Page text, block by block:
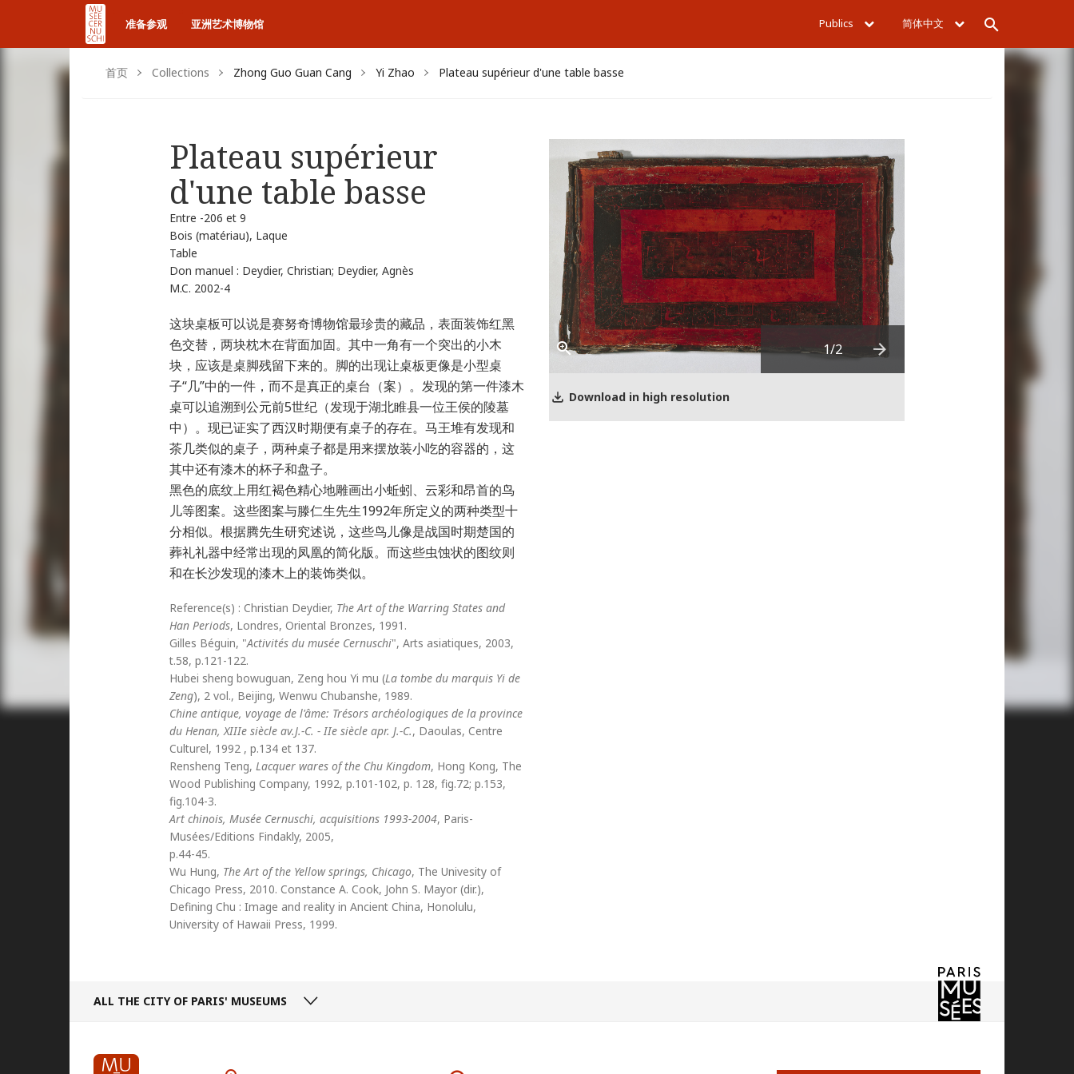
准备参观 亚洲艺术博物馆 Publics 简体中文 Rechercher
首页 Collections Zhong Guo Guan Cang Yi Zhao Plateau supérieur d'une table basse
Plateau supérieur
d'une table basse
Entre -206 et 9
Bois (matériau), Laque
Table
Don manuel : Deydier, Christian; Deydier, Agnès
M.C. 2002-4
这块桌板可以说是赛努奇博物馆最珍贵的藏品，表面装饰红黑
色交替，两块枕木在背面加固。其中一角有一个突出的小木
块，应该是桌脚残留下来的。脚的出现让桌板更像是小型桌
子“几”中的一件，而不是真正的桌台（案）。发现的第一件漆木
桌可以追溯到公元前5世纪（发现于湖北睢县一位王侯的陵墓
中）。现已证实了西汉时期便有桌子的存在。马王堆有发现和
茶几类似的桌子，两种桌子都是用来摆放装小吃的容器的，这
其中还有漆木的杯子和盘子。
黑色的底纹上用红褐色精心地雕画出小蚯蚓、云彩和昂首的鸟
儿等图案。这些图案与滕仁生先生1992年所定义的两种类型十
分相似。根据腾先生研究述说，这些鸟儿像是战国时期楚国的
葬礼礼器中经常出现的凤凰的简化版。而这些虫蚀状的图纹则
和在长沙发现的漆木上的装饰类似。
Reference(s) : Christian Deydier, The Art of the Warring States and
Han Periods, Londres, Oriental Bronzes, 1991.
Gilles Béguin, "Activités du musée Cernuschi", Arts asiatiques, 2003,
t.58, p.121-122.
Hubei sheng bowuguan, Zeng hou Yi mu (La tombe du marquis Yi de
Zeng), 2 vol., Beijing, Wenwu Chubanshe, 1989.
Chine antique, voyage de l'âme: Trésors archéologiques de la province
du Henan, XIIIe siècle av.J.-C. - IIe siècle apr. J.-C., Daoulas, Centre
Culturel, 1992 , p.134 et 137.
Rensheng Teng, Lacquer wares of the Chu Kingdom, Hong Kong, The
Wood Publishing Company, 1992, p.101-102, p. 128, fig.72; p.153,
fig.104-3.
Art chinois, Musée Cernuschi, acquisitions 1993-2004, Paris-
Musées/Editions Findakly, 2005,
p.44-45.
Wu Hung, The Art of the Yellow springs, Chicago, The Univesity of
Chicago Press, 2010. Constance A. Cook, John S. Mayor (dir.),
Defining Chu : Image and reality in Ancient China, Honolulu,
University of Hawaii Press, 1999.
Download in high resolution
1/2
Next
ALL THE CITY OF PARIS' MUSEUMS